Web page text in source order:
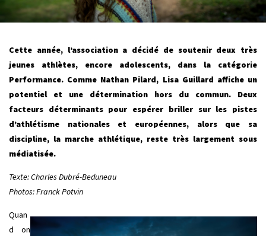
Cette année, l’association a décidé de soutenir deux très
jeunes athlètes, encore adolescents, dans la catégorie
Performance. Comme Nathan Pilard, Lisa Guillard affiche un
potentiel et une détermination hors du commun. Deux
facteurs déterminants pour espérer briller sur les pistes
d’athlétisme nationales et européennes, alors que sa
discipline, la marche athlétique, reste très largement sous
médiatisée.
Texte: Charles Dubré-Beduneau
Photos: Franck Potvin
Quan
d on